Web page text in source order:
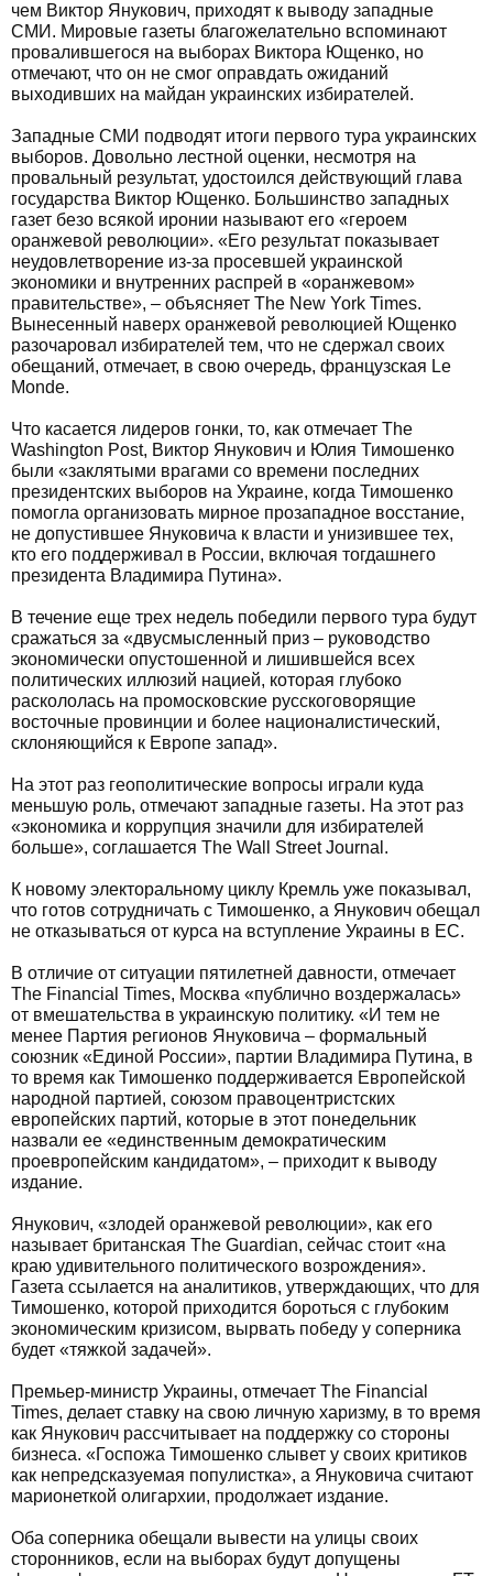
чем Виктор Янукович, приходят к выводу западные
СМИ. Мировые газеты благожелательно вспоминают
провалившегося на выборах Виктора Ющенко, но
отмечают, что он не смог оправдать ожиданий
выходивших на майдан украинских избирателей.
Западные СМИ подводят итоги первого тура украинских
выборов. Довольно лестной оценки, несмотря на
провальный результат, удостоился действующий глава
государства Виктор Ющенко. Большинство западных
газет безо всякой иронии называют его «героем
оранжевой революции». «Его результат показывает
неудовлетворение из-за просевшей украинской
экономики и внутренних распрей в «оранжевом»
правительстве», – объясняет The New York Times.
Вынесенный наверх оранжевой революцией Ющенко
разочаровал избирателей тем, что не сдержал своих
обещаний, отмечает, в свою очередь, французская Le
Monde.
Что касается лидеров гонки, то, как отмечает The
Washington Post, Виктор Янукович и Юлия Тимошенко
были «заклятыми врагами со времени последних
президентских выборов на Украине, когда Тимошенко
помогла организовать мирное прозападное восстание,
не допустившее Януковича к власти и унизившее тех,
кто его поддерживал в России, включая тогдашнего
президента Владимира Путина».
В течение еще трех недель победили первого тура будут
сражаться за «двусмысленный приз – руководство
экономически опустошенной и лишившейся всех
политических иллюзий нацией, которая глубоко
раскололась на промосковские русскоговорящие
восточные провинции и более националистический,
склоняющийся к Европе запад».
На этот раз геополитические вопросы играли куда
меньшую роль, отмечают западные газеты. На этот раз
«экономика и коррупция значили для избирателей
больше», соглашается The Wall Street Journal.
К новому электоральному циклу Кремль уже показывал,
что готов сотрудничать с Тимошенко, а Янукович обещал
не отказываться от курса на вступление Украины в ЕС.
В отличие от ситуации пятилетней давности, отмечает
The Financial Times, Москва «публично воздержалась»
от вмешательства в украинскую политику. «И тем не
менее Партия регионов Януковича – формальный
союзник «Единой России», партии Владимира Путина, в
то время как Тимошенко поддерживается Европейской
народной партией, союзом правоцентристских
европейских партий, которые в этот понедельник
назвали ее «единственным демократическим
проевропейским кандидатом», – приходит к выводу
издание.
Янукович, «злодей оранжевой революции», как его
называет британская The Guardian, сейчас стоит «на
краю удивительного политического возрождения».
Газета ссылается на аналитиков, утверждающих, что для
Тимошенко, которой приходится бороться с глубоким
экономическим кризисом, вырвать победу у соперника
будет «тяжкой задачей».
Премьер-министр Украины, отмечает The Financial
Times, делает ставку на свою личную харизму, в то время
как Янукович рассчитывает на поддержку со стороны
бизнеса. «Госпожа Тимошенко слывет у своих критиков
как непредсказуемая популистка», а Януковича считают
марионеткой олигархии, продолжает издание.
Оба соперника обещали вывести на улицы своих
сторонников, если на выборах будут допущены